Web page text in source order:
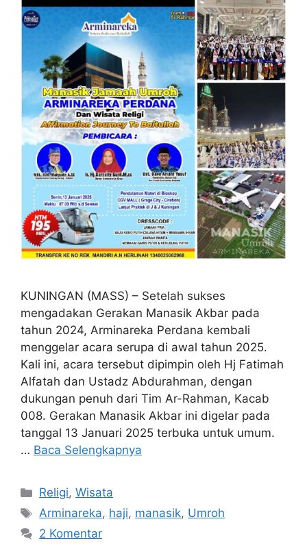
KUNINGAN (MASS) – Setelah sukses
mengadakan Gerakan Manasik Akbar pada
tahun 2024, Arminareka Perdana kembali
menggelar acara serupa di awal tahun 2025.
Kali ini, acara tersebut dipimpin oleh Hj Fatimah
Alfatah dan Ustadz Abdurahman, dengan
dukungan penuh dari Tim Ar-Rahman, Kacab
008. Gerakan Manasik Akbar ini digelar pada
tanggal 13 Januari 2025 terbuka untuk umum.
… Baca Selengkapnya
Kategori
Religi,Wisata
Tag
Arminareka, haji, manasik, Umroh
2 Komentar